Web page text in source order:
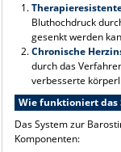
Bluthochdruck
gesenkt werden
Chronische
durch das
verbesserte
Wie funktioniert das
Das System zur
Komponenten: